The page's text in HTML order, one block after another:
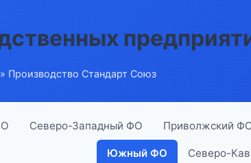
» Производство Стандарт Союз
Северо-Западный ФО Приволжский
Южный ФО Северо-